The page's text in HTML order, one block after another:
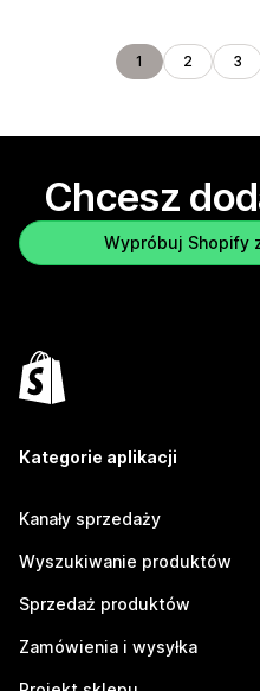
1 2 3
Chcesz
Wypróbuj Shopify
Kategorie aplikacji
Kanały sprzedaży
Wyszukiwanie produktów
Sprzedaż produktów
Zamówienia i wysyłka